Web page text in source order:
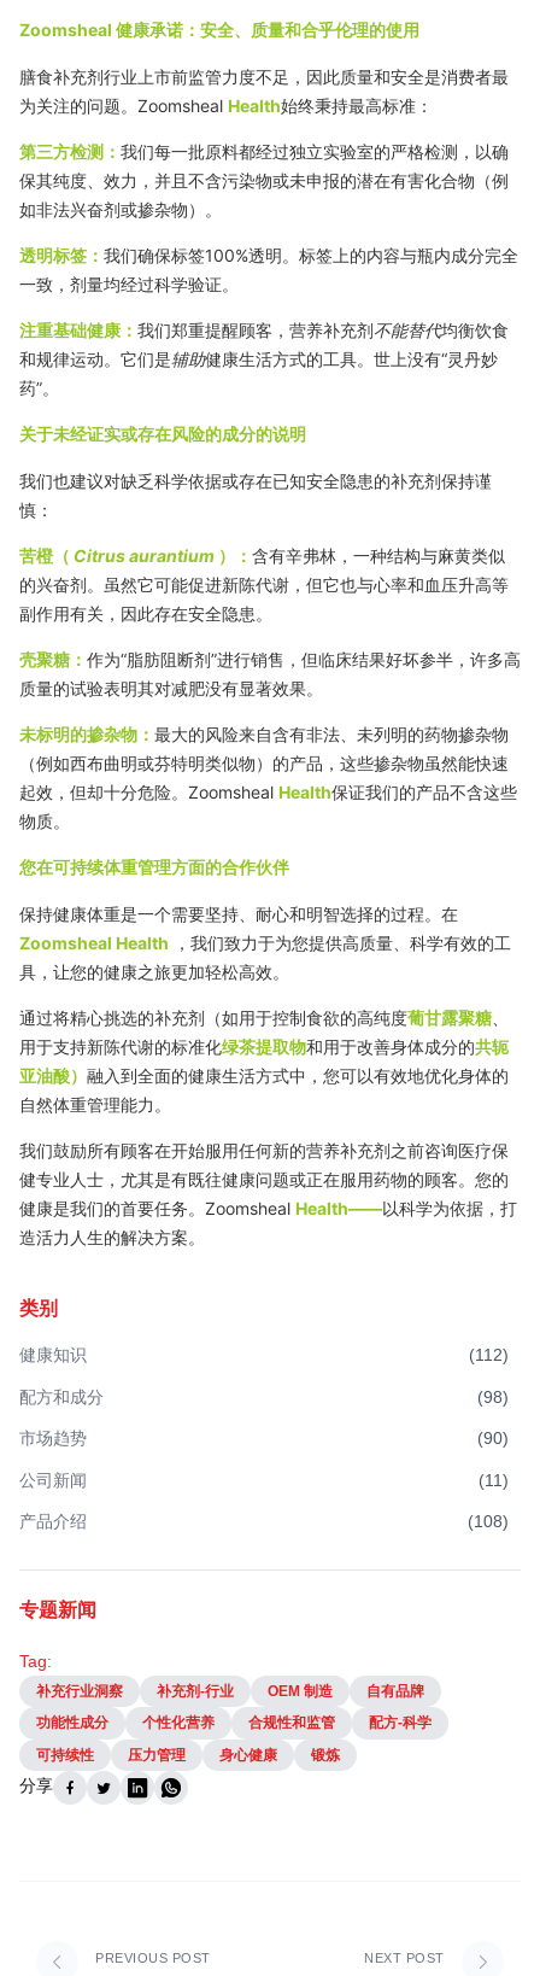
Zoomsheal 健康承诺：安全、质量和合乎伦理的使用
膳食补充剂行业上市前监管力度不足，因此质量和安全是消费者最
为关注的问题。Zoomsheal Health始终秉持最高标准：
第三方检测： 我们每一批原料都经过独立实验室的严格检测，以确
保其纯度、效力，并且不含污染物或未申报的潜在有害化合物（例
如非法兴奋剂或掺杂物）。
透明标签： 我们确保标签100%透明。标签上的内容与瓶内成分完全
一致，剂量均经过科学验证。
注重基础健康： 我们郑重提醒顾客，营养补充剂不能替代均衡饮食
和规律运动。它们是辅助健康生活方式的工具。世上没有“灵丹妙
药”。
关于未经证实或存在风险的成分的说明
我们也建议对缺乏科学依据或存在已知安全隐患的补充剂保持谨
慎：
苦橙（ Citrus aurantium ）： 含有辛弗林，一种结构与麻黄类似
的兴奋剂。虽然它可能促进新陈代谢，但它也与心率和血压升高等
副作用有关，因此存在安全隐患。
壳聚糖： 作为“脂肪阻断剂”进行销售，但临床结果好坏参半，许多高
质量的试验表明其对减肥没有显著效果。
未标明的掺杂物： 最大的风险来自含有非法、未列明的药物掺杂物
（例如西布曲明或芬特明类似物）的产品，这些掺杂物虽然能快速
起效，但却十分危险。Zoomsheal Health保证我们的产品不含这些
物质。
您在可持续体重管理方面的合作伙伴
保持健康体重是一个需要坚持、耐心和明智选择的过程。在
Zoomsheal Health ，我们致力于为您提供高质量、科学有效的工
具，让您的健康之旅更加轻松高效。
通过将精心挑选的补充剂（如用于控制食欲的高纯度葡甘露聚糖
用于支持新陈代谢的标准化绿茶提取物和用于改善身体成分的共轭
亚油酸） 融入到全面的健康生活方式中，您可以有效地优化身体的
自然体重管理能力。
我们鼓励所有顾客在开始服用任何新的营养补充剂之前咨询医疗保
健专业人士，尤其是有既往健康问题或正在服用药物的顾客。您的
健康是我们的首要任务。Zoomsheal Health——以科学为依据，打
造活力人生的解决方案。
类别
健康知识 (112)
配方和成分 (98)
市场趋势 (90)
公司新闻 (11)
产品介绍 (108)
专题新闻
Tag:
补充行业洞察 补充剂-行业 OEM 制造
自有品牌
功能性成分
个性化营养 合规性和监管
配方-科学
可持续性
压力管理 身心健康 锻炼
分享
PREVIOUS POST NEXT POST